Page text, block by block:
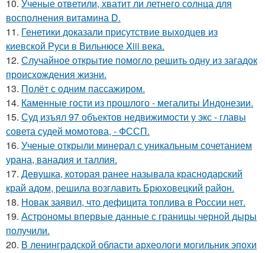
10. Ученые ответили, хватит ли летнего солнца для
восполнения витамина D.
11. Генетики доказали присутствие выходцев из
киевской Руси в Вильнюсе Xiii века.
12. Случайное открытие помогло решить одну из загадок
происхождения жизни.
13. Полёт с одним пассажиром.
14. Каменные гости из прошлого - мегалиты Индонезии.
15. Суд изъял 97 объектов недвижимости у экс - главы
совета судей момотова, - ФССП.
16. Ученые открыли минерал с уникальным сочетанием
урана, ванадия и таллия.
17. Девушка, которая ранее называла краснодарский
край адом, решила возглавить Брюховецкий район.
18. Новак заявил, что дефицита топлива в России нет.
19. Астрономы впервые данные с границы черной дыры
получили.
20. В ленинградской области археологи могильник эпохи